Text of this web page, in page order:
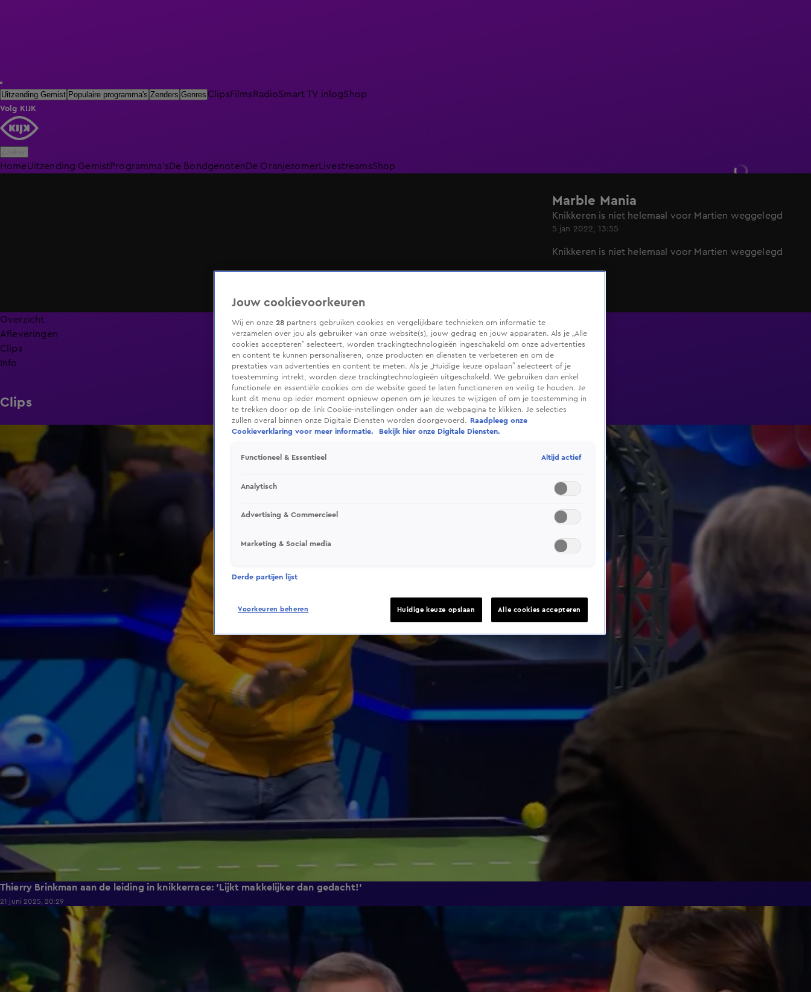
Uitzending Gemist Populaire programma's Zenders Genres ClipsFilmsRadioSmart TV inlogShop
Volg KIJK
HomeUitzending GemistProgramma'sDe BondgenotenDe Oranjezomer LivestreamsShop
Marble Mania
Knikkeren is niet helemaal voor Martien weggelegd
5 jan 2022, 13:55
Knikkeren is niet helemaal voor Martien weggelegd
Overzicht
Afleveringen
Clips
Info
Clips
Thierry Brinkman aan de leiding in knikkerrace: 'Lijkt makkelijker dan gedacht!'
21 juni 2025, 20:29
Jouw cookievoorkeuren
Wij en onze 28 partners gebruiken cookies en vergelijkbare technieken om informatie te
verzamelen over jou als gebruiker van onze website(s), jouw gedrag en jouw apparaten. Als je „Alle
cookies accepteren” selecteert, worden trackingtechnologieën ingeschakeld om onze advertenties
en content te kunnen personaliseren, onze producten en diensten te verbeteren en om de
prestaties van advertenties en content te meten. Als je „Huidige keuze opslaan” selecteert of je
toestemming intrekt, worden deze trackingtechnologieën uitgeschakeld. We gebruiken dan enkel
functionele en essentiële cookies om de website goed te laten functioneren en veilig te houden. Je
kunt dit menu op ieder moment opnieuw openen om je keuzes te wijzigen of om je toestemming in
te trekken door op de link Cookie-instellingen onder aan de webpagina te klikken. Je selecties
zullen overal binnen onze Digitale Diensten worden doorgevoerd.
Raadpleeg onze
Cookieverklaring voor meer informatie.
Bekijk hier onze Digitale Diensten.
Functioneel & Essentieel Altijd actief
Analytisch
Advertising & Commercieel
Marketing & Social media
Derde partijen lijst
Voorkeuren beheren Huidige keuze opslaan Alle cookies accepteren